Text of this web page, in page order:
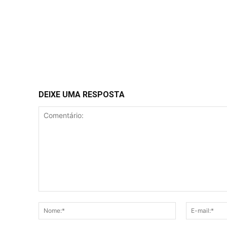
DEIXE UMA RESPOSTA
Nome:*